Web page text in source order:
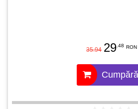
35.94 29 .48 RON
Cumpără